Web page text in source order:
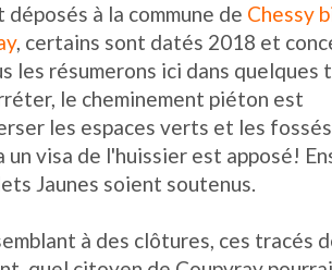
à la commune de Chessy
, certains sont datés 2018 et
les résumerons ici dans quelques
le cheminement piéton est
les espaces verts et les
un visa de l'huissier est apposé!
Jaunes soient soutenus.
à des clôtures, ces tracés